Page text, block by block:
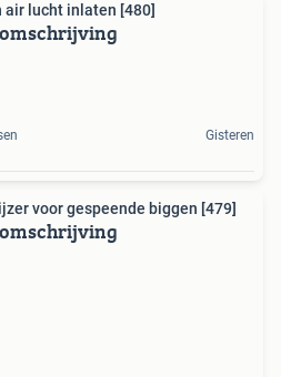
air lucht inlaten [480]
Gisteren
voor gespeende biggen [479]